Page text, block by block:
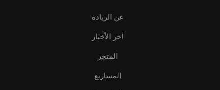
عن الريادة
أخر الأخبار
المتجر
المشاريع